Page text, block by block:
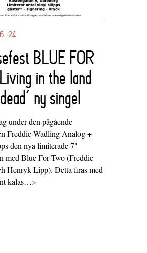
24
BLUE FOR
in the land
ny singel
under den pågående
Freddie Wadling Analog +
den nya limiterade 7"
med Blue For Two (Freddie
Henryk Lipp). Detta firas med
kalas…>